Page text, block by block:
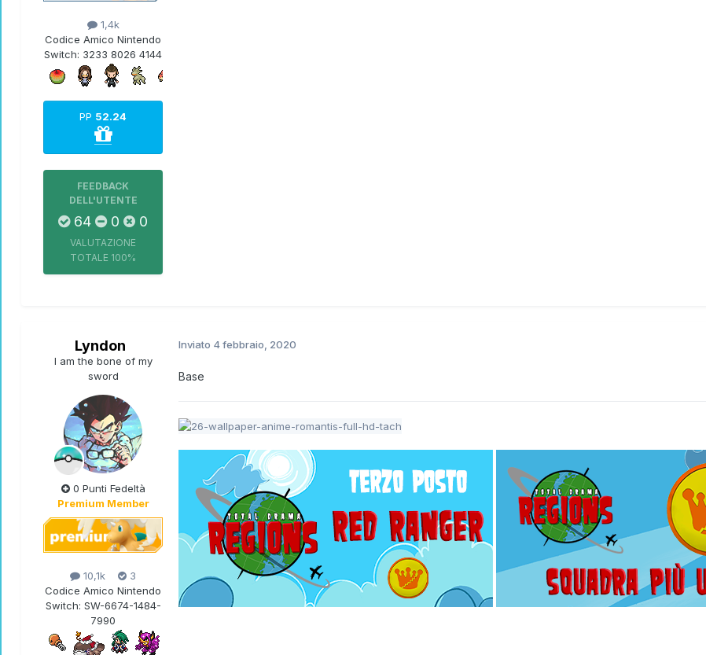
1,4k
Codice Amico Nintendo
Switch: 3233 8026 4144
PP 52.24
FEEDBACK
DELL'UTENTE
64 0 0
VALUTAZIONE
TOTALE 100%
Lyndon
I am the bone of my
sword
0 Punti Fedeltà
Premium Member
10,1k
3
Codice Amico Nintendo
Switch: SW-6674-1484-
7990
Inviato 4 febbraio, 2020
Base